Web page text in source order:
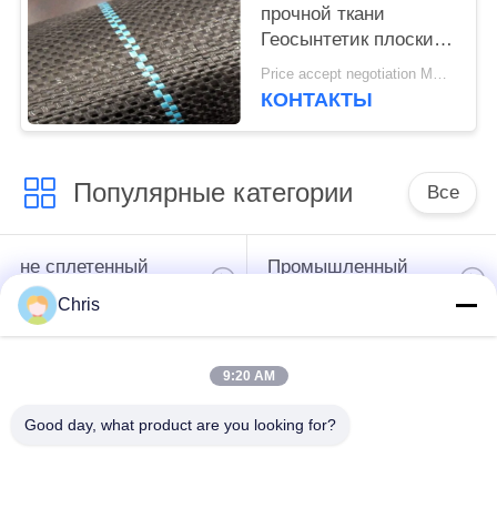
прочной ткани
Геосынтетик плоский
сплетенный ПП для
предотвращает траву
Price accept negotiation MOQ:1000 ск.м.
КОНТАКТЫ
Популярные категории Все
не сплетенный
материал
Промышленный
пояс
Chris
9:20 AM
Good day, what product are you looking for?